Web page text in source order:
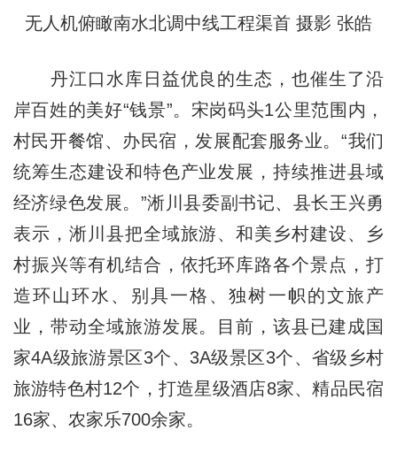
无人机俯瞰南水北调中线工程渠首 摄影 张皓
丹江口水库日益优良的生态，也催生了沿
岸百姓的美好“钱景”。宋岗码头1公里范围内，
村民开餐馆、办民宿，发展配套服务业。“我们
统筹生态建设和特色产业发展，持续推进县域
经济绿色发展。”淅川县委副书记、县长王兴勇
表示，淅川县把全域旅游、和美乡村建设、乡
村振兴等有机结合，依托环库路各个景点，打
造环山环水、别具一格、独树一帜的文旅产
业，带动全域旅游发展。目前，该县已建成国
家4A级旅游景区3个、3A级景区3个、省级乡村
旅游特色村12个，打造星级酒店8家、精品民宿
16家、农家乐700余家。